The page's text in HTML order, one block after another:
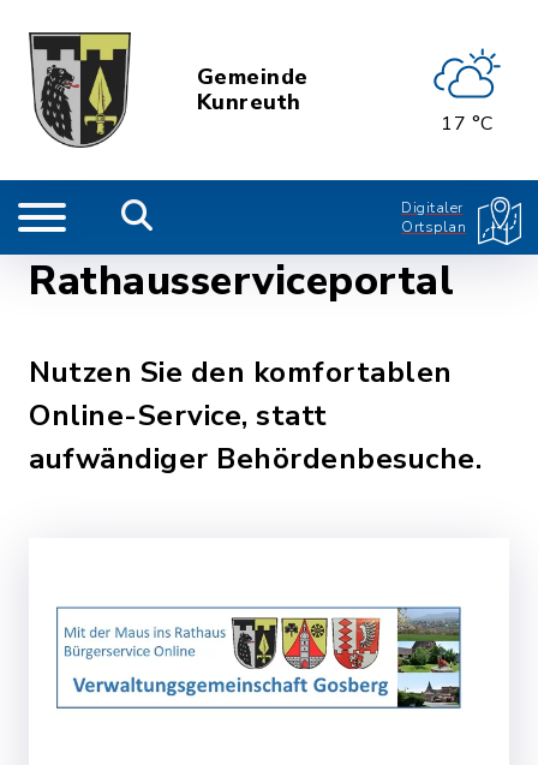
Gemeinde
Kunreuth
17 °C
Digitaler
Ortsplan
Rathausserviceportal
Nutzen Sie den komfortablen
Online-Service, statt
aufwändiger Behördenbesuche.